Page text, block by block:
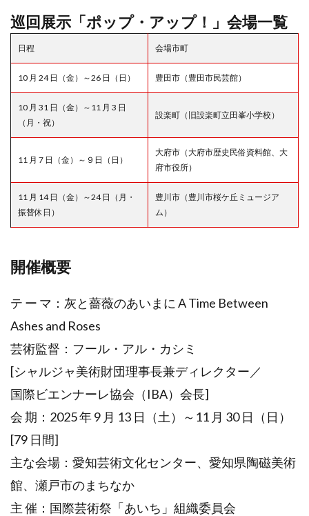
巡回展示「ポップ・アップ！」会場一覧
日程 会場市町
10 月 24 日（金）～26 日（日） 豊田市（豊田市民芸館）
10 月 31 日（金）～11 月 3 日
（月・祝）
設楽町（旧設楽町立田峯小学校）
11 月 7 日（金）～９日（日）
大府市（大府市歴史民俗資料館、大
府市役所）
11 月 14 日（金）～24 日（月・
振替休日）
豊川市（豊川市桜ケ丘ミュージア
ム）
開催概要
テ ー マ：灰と薔薇のあいまに A Time Between
Ashes and Roses
芸術監督：フール・アル・カシミ
[シャルジャ美術財団理事長兼ディレクター／
国際ビエンナーレ協会（IBA）会長]
会 期：2025 年 9 月 13 日（土）～11 月 30 日（日）
[79 日間]
主な会場：愛知芸術文化センター、愛知県陶磁美術
館、瀬戸市のまちなか
主 催：国際芸術祭「あいち」組織委員会